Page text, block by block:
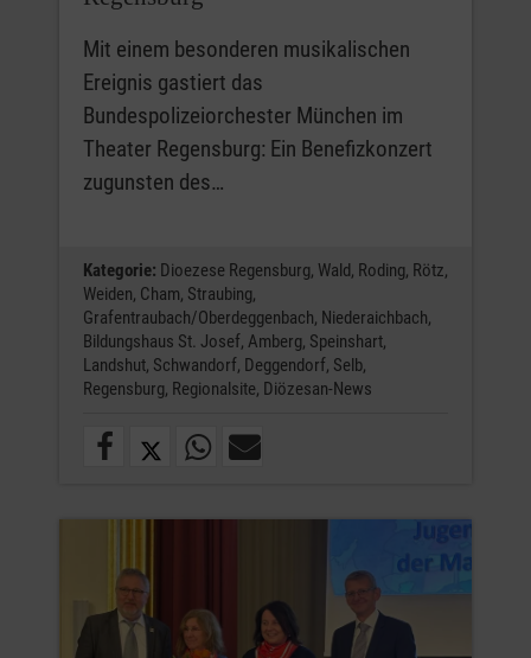
Mit einem besonderen musikalischen
Ereignis gastiert das
Bundespolizeiorchester München im
Theater Regensburg: Ein Benefizkonzert
zugunsten des…
Kategorie: Dioezese Regensburg, Wald, Roding, Rötz,
Weiden, Cham, Straubing,
Grafentraubach/Oberdeggenbach, Niederaichbach,
Bildungshaus St. Josef, Amberg, Speinshart,
Landshut, Schwandorf, Deggendorf, Selb,
Regensburg, Regionalsite, Diözesan-News